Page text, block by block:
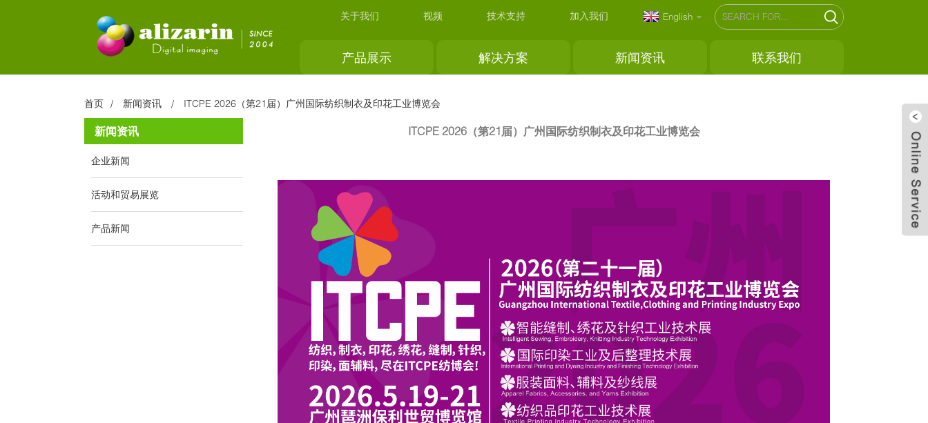
关于我们 视频 技术支持 加入我们 English
产品展示 解决方案 新闻资讯 联系我们
首页 新闻资讯 ITCPE 2026（第21届）广州国际纺织制衣及印花工业博览会
新闻资讯
企业新闻
活动和贸易展览
产品新闻
ITCPE 2026（第21届）广州国际纺织制衣及印花工业博览会